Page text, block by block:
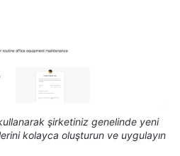
şirketiniz genelinde yeni
kolayca oluşturun ve uygulayın